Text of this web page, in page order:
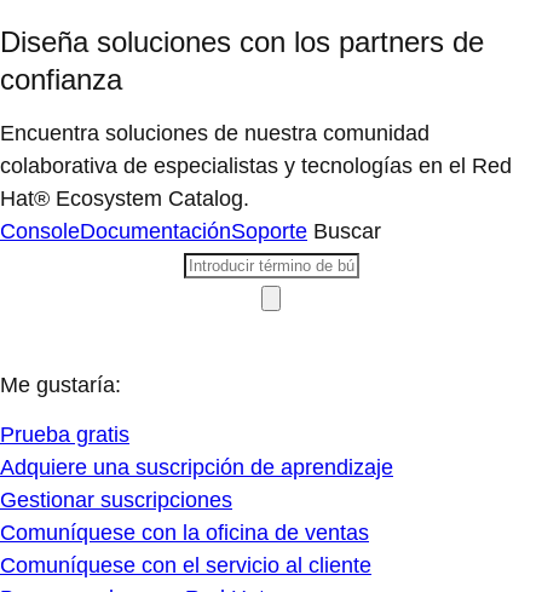
Diseña soluciones con los partners de
confianza
Encuentra soluciones de nuestra comunidad
colaborativa de especialistas y tecnologías en el Red
Hat® Ecosystem Catalog.
ConsoleDocumentaciónSoporte Buscar
Me gustaría:
Prueba gratis
Adquiere una suscripción de aprendizaje
Gestionar suscripciones
Comuníquese con la oficina de ventas
Comuníquese con el servicio al cliente